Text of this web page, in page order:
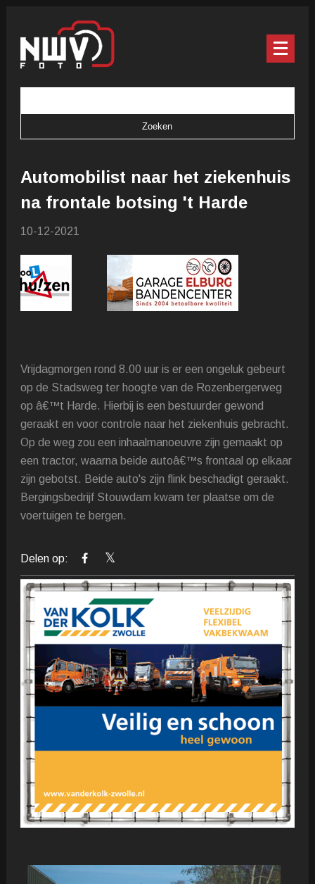
Automobilist naar het ziekenhuis
na frontale botsing 't Harde
10-12-2021
Vrijdagmorgen rond 8.00 uur is er een ongeluk gebeurt
op de Stadsweg ter hoogte van de Rozenbergerweg
op â€™t Harde. Hierbij is een bestuurder gewond
geraakt en voor controle naar het ziekenhuis gebracht.
Op de weg zou een inhaalmanoeuvre zijn gemaakt op
een tractor, waarna beide autoâ€™s frontaal op elkaar
zijn gebotst. Beide auto's zijn flink beschadigt geraakt.
Bergingsbedrijf Stouwdam kwam ter plaatse om de
voertuigen te bergen.
Delen op: